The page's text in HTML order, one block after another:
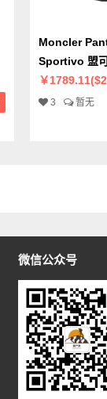
Moncler
Sportivo 盟
￥
3 暂无
微信公众号